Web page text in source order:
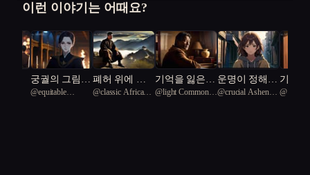
이런 이야기는 어때요?
궁궐의 그림자
에 첫사랑이
@equitable
폐허 위에 기
록을 남긴 자
@classic African
기억을 잃은
아버지와 상처
@light Common
운명이 정해진
도시에서 혼자
@crucial Ashen-
기억
소녀
@슈니